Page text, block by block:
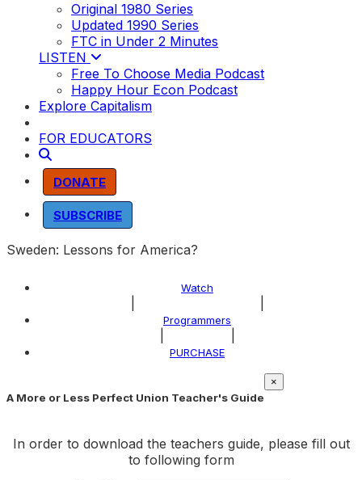
Original 1980 Series
Updated 1990 Series
FTC in Under 2 Minutes
LISTEN
Free To Choose Media Podcast
Happy Hour Econ Podcast
Explore Capitalism
FOR EDUCATORS
DONATE
SUBSCRIBE
Sweden: Lessons for America?
Watch
Programmers
PURCHASE
A More or Less Perfect Union Teacher's Guide
×
In order to download the teachers guide, please fill out
to following form